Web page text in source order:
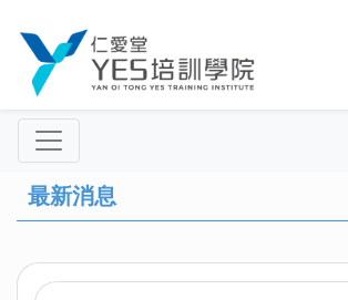
最新消息